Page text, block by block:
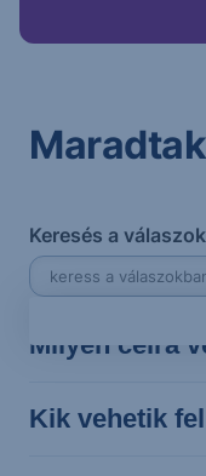
Keresés a
Milyen célra
Kik vehetik